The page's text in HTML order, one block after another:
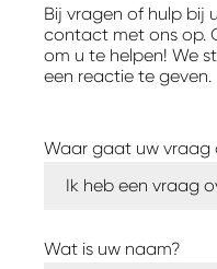
Bij vragen of hulp bij
contact met ons op.
om u te helpen! We
een reactie te geven.
Waar gaat uw vraag
Wat is uw naam?